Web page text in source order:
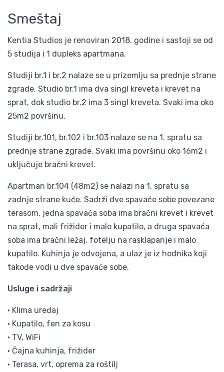
Smeštaj
Kentia Studios je renoviran 2018. godine i sastoji se od
5 studija i 1 dupleks apartmana.
Studiji br.1 i br.2 nalaze se u prizemlju sa prednje strane
zgrade. Studio br.1 ima dva singl kreveta i krevet na
sprat, dok studio br.2 ima 3 singl kreveta. Svaki ima oko
25m2 površinu.
Studiji br.101, br.102 i br.103 nalaze se na 1. spratu sa
prednje strane zgrade. Svaki ima površinu oko 16m2 i
uključuje bračni krevet.
Apartman br.104 (48m2) se nalazi na 1. spratu sa
zadnje strane kuće. Sadrži dve spavaće sobe povezane
terasom, jedna spavaća soba ima bračni krevet i krevet
na sprat, mali frižider i malo kupatilo, a druga spavaća
soba ima bračni ležaj, fotelju na rasklapanje i malo
kupatilo. Kuhinja je odvojena, a ulaz je iz hodnika koji
takođe vodi u dve spavaće sobe.
Usluge i sadržaji
• Klima uređaj
• Kupatilo, fen za kosu
• TV, WiFi
• Čajna kuhinja, frižider
• Terasa, vrt, oprema za roštilj